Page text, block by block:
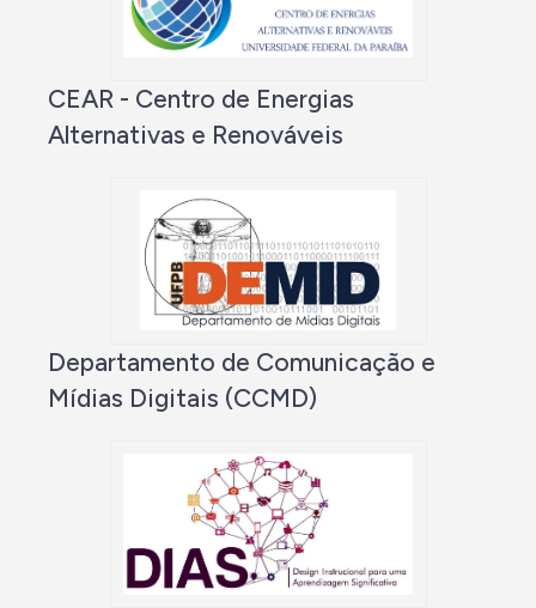
CEAR - Centro de Energias
Alternativas e Renováveis
Departamento de Comunicação e
Mídias Digitais (CCMD)